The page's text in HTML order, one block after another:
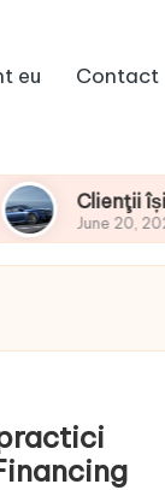
eu Contact
își vor
20, 2026